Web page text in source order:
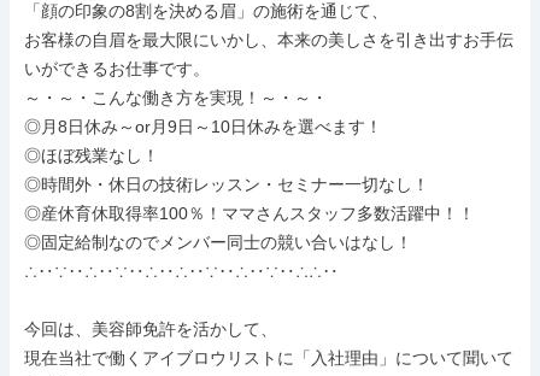
「顔の印象の8割を決める眉」の施術を通じて、
お客様の自眉を最大限にいかし、本来の美しさを引き出すお手伝
いができるお仕事です。
～・～・こんな働き方を実現！～・～・
◎月8日休み～or月9日～10日休みを選べます！
◎ほぼ残業なし！
◎時間外・休日の技術レッスン・セミナー一切なし！
◎産休育休取得率100％！ママさんスタッフ多数活躍中！！
◎固定給制なのでメンバー同士の競い合いはなし！
∴‥∵‥∴‥∵‥∴‥∴‥∵‥∴‥∵‥∴∴‥
今回は、美容師免許を活かして、
現在当社で働くアイブロウリストに「入社理由」について聞いて